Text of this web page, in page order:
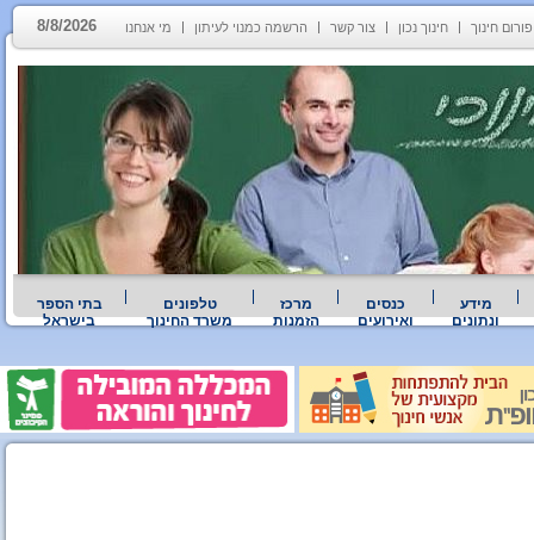
פורום חינוך חינוך נכון צור קשר הרשמה כמנוי לעיתון מי אנחנו 8/8/2026
מידע
ונתונים
כנסים
ואירועים
מרכז
הזמנות
טלפונים
משרד החינוך
בתי הספר
בישראל